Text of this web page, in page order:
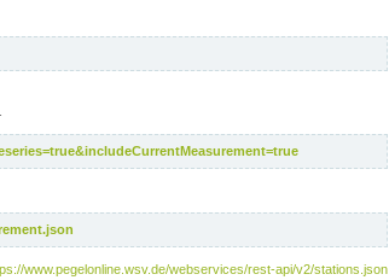
www.pegelonline.wsv.de/webservices/rest-api/v2/stations.json